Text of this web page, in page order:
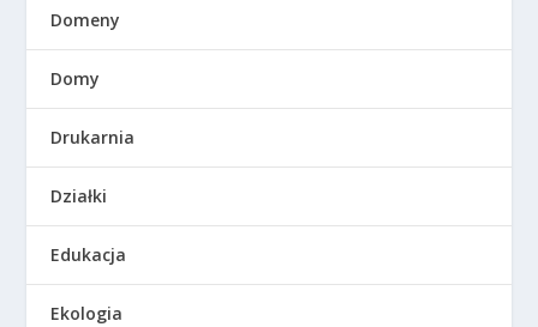
Domeny
Domy
Drukarnia
Działki
Edukacja
Ekologia